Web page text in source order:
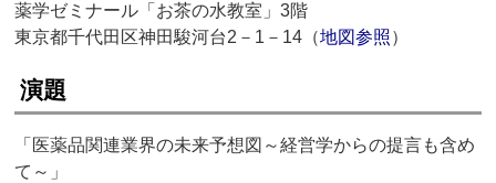
薬学ゼミナール「お茶の水教室」3階
東京都千代田区神田駿河台2－1－14（地図参照）
演題
「医薬品関連業界の未来予想図～経営学からの提言も含め
て～」